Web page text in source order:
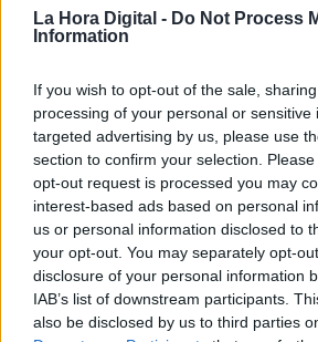
La Hora Digital - Do Not Process
Information
If you wish to opt-out of the sale,
processing of your personal or sensitive
targeted advertising by us, please use
section to confirm your selection.
opt-out request is processed you may
interest-based ads based on personal
us or personal information disclosed to
your opt-out. You may separately opt-
disclosure of your personal information
IAB’s list of downstream participants.
also be disclosed by us to third parties
Mil científicos se suman
supermercados europeos
impedir la amnistía de
“fuera de la ley” en